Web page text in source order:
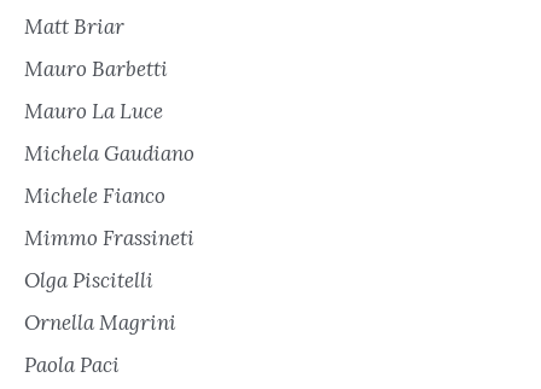
Matt Briar
Mauro Barbetti
Mauro La Luce
Michela Gaudiano
Michele Fianco
Mimmo Frassineti
Olga Piscitelli
Ornella Magrini
Paola Paci